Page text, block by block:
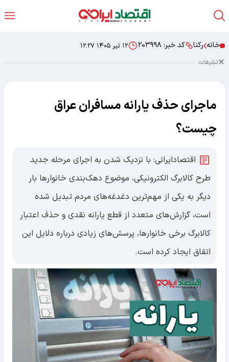
خانه رکنا کد خبر: ۲۰۳۹۹۸ ۱۲ تیر ۱۴۰۵ ۱۲:۲۷
تبلیغات
ماجرای حذف یارانه مسافران عراق
چیست؟
اقتصادایرانی: با نزدیک شدن به اجرای مرحله جدید
طرح کالابرگ الکترونیکی، موضوع دهک‌بندی خانوارها بار
دیگر به یکی از مهم‌ترین دغدغه‌های مردم تبدیل شده
است، گزارش‌های متعدد از قطع یارانه نقدی و حذف اعتبار
کالابرگ برخی خانوارها، پرسش‌های زیادی درباره دلایل این
اتفاق ایجاد کرده است.